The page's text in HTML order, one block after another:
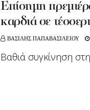
Eπίσημη
καρδιά σε
ΒΑΣΙΛΗΣ ΠΑΠΑΒΑΣΙΛΕΙΟΥ
Βαθιά συγκίνηση